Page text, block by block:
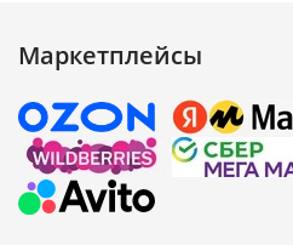
Маркетплейсы